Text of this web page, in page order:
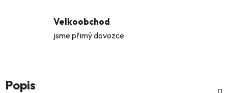
Velkoobchod
jsme přimý dovozce
Popis